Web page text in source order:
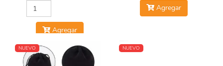
Agregar
Agregar
NUEVO NUEVO